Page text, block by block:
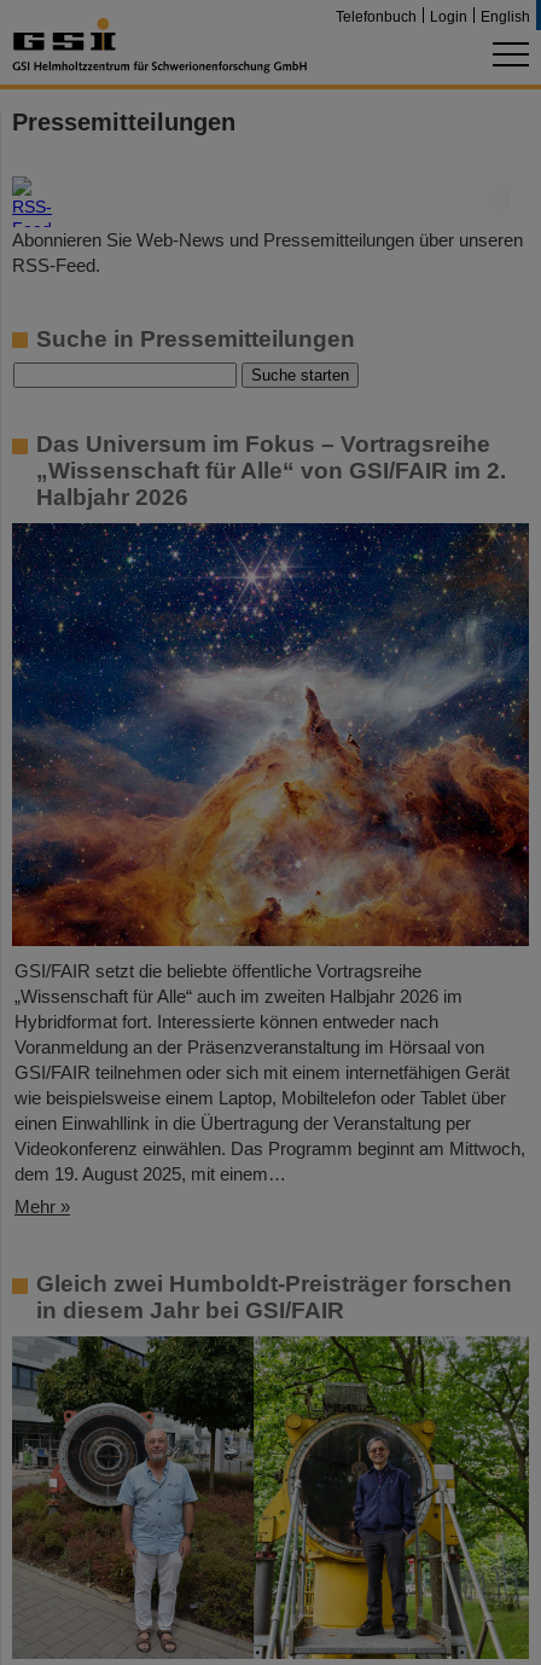
Telefonbuch Login English
Pressemitteilungen
Abonnieren Sie Web-News und Pressemitteilungen über unseren
RSS-Feed.
Suche in Pressemitteilungen
Das Universum im Fokus – Vortragsreihe
„Wissenschaft für Alle“ von GSI/FAIR im 2.
Halbjahr 2026
GSI/FAIR setzt die beliebte öffentliche Vortragsreihe
„Wissenschaft für Alle“ auch im zweiten Halbjahr 2026 im
Hybridformat fort. Interessierte können entweder nach
Voranmeldung an der Präsenzveranstaltung im Hörsaal von
GSI/FAIR teilnehmen oder sich mit einem internetfähigen Gerät
wie beispielsweise einem Laptop, Mobiltelefon oder Tablet über
einen Einwahllink in die Übertragung der Veranstaltung per
Videokonferenz einwählen. Das Programm beginnt am Mittwoch,
dem 19. August 2025, mit einem…
Mehr »
Gleich zwei Humboldt-Preisträger forschen
in diesem Jahr bei GSI/FAIR